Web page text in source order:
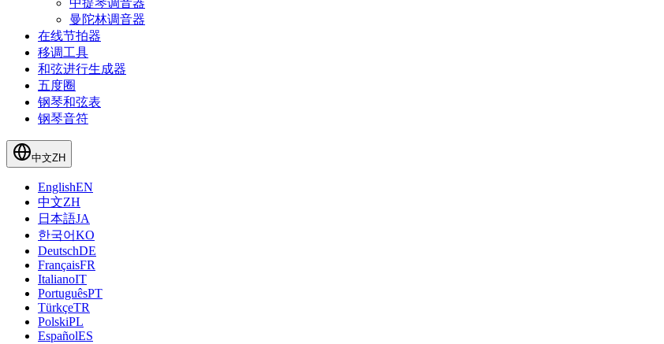
中提琴调音器
曼陀林调音器
在线节拍器
移调工具
和弦进行生成器
五度圈
钢琴和弦表
钢琴音符
中文ZH
EnglishEN
中文ZH
日本語JA
한국어KO
DeutschDE
FrançaisFR
ItalianoIT
PortuguêsPT
TürkçeTR
PolskiPL
EspañolES